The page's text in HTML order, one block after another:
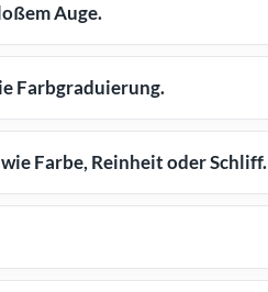
Auge.
Farbgraduierung.
Farbe, Reinheit oder Schliff.